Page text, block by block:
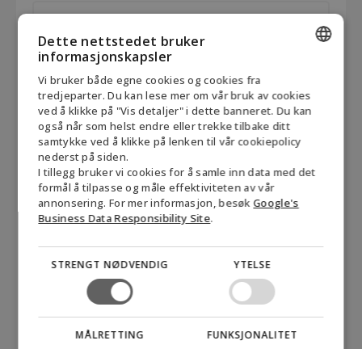
Company
Permission
(visible)
Jeg gir herved samtykke til at Biofuel Express A/S
kan sende nyhetsbrev og annen markedsføring om
selskapet, dets produkter og relaterte emner. Samtykket
kan til enhver tid trekkes tilbake ved å klikke på lenken
"meld deg av nyhetsbrevet" nederst i hver e-post eller
ved å kontakte Biofuel Express på mail@biofuel-
express.com. Informasjon om hvordan Biofuel Express
behandler personopplysninger, kan finnes i vår
personvernpolicy. *
Godtamarkedsføringsinformasjonskapsler for å sende
inn skjemaet
DANISH
GERMAN
SWEDISH
Dette nettstedet bruker
informasjonskapsler
Vi bruker både egne cookies og cookies fra
tredjeparter. Du kan lese mer om vår bruk av cookies
ved å klikke på "Vis detaljer" i dette banneret. Du kan
også når som helst endre eller trekke tilbake ditt
samtykke ved å klikke på lenken til vår cookiepolicy
nederst på siden.
I tillegg bruker vi cookies for å samle inn data med det
formål å tilpasse og måle effektiviteten av vår
annonsering. For mer informasjon, besøkGoogle's
Business Data Responsibility Site.
STRENGT NØDVENDIG YTELSE
MÅLRETTING FUNKSJONALITET